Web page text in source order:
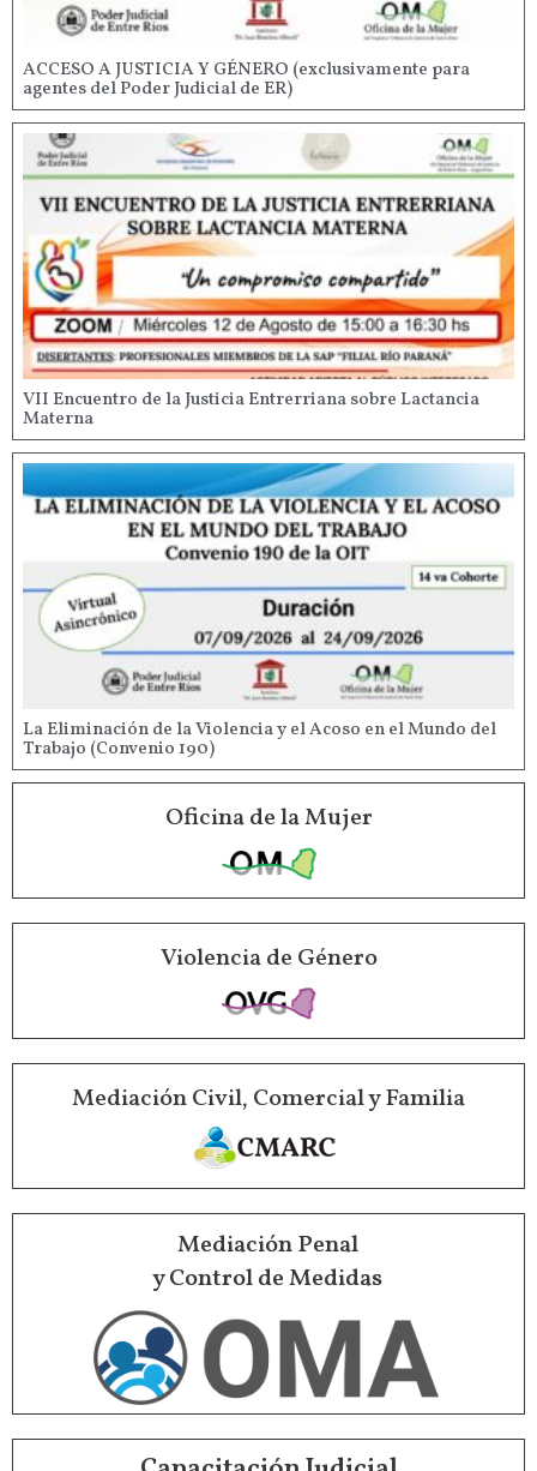
ACCESO A JUSTICIA Y GÉNERO (exclusivamente para
agentes del Poder Judicial de ER)
VII Encuentro de la Justicia Entrerriana sobre Lactancia
Materna
La Eliminación de la Violencia y el Acoso en el Mundo del
Trabajo (Convenio 190)
Oficina de la Mujer
Violencia de Género
Mediación Civil, Comercial y Familia
Mediación Penal
y Control de Medidas